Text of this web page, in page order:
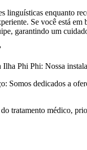
linguísticas enquanto
Se você está
garantindo um
Phi Phi: Nossa
Somos dedicados a
tratamento médico,